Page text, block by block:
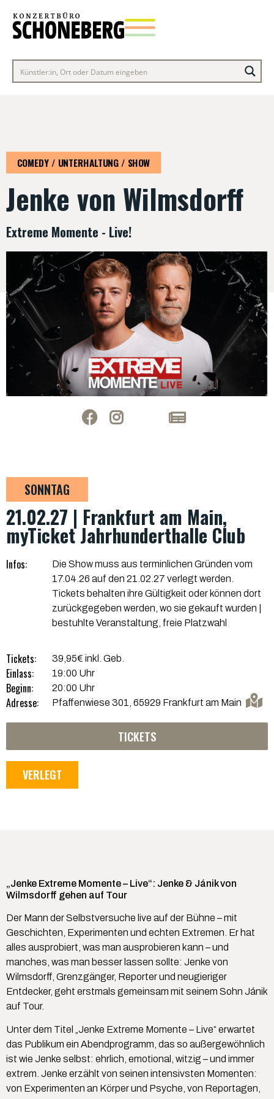
COMEDY / UNTERHALTUNG / SHOW
Jenke von Wilmsdorff
Extreme Momente - Live!
SONNTAG
21.02.27 | Frankfurt am Main,
myTicket Jahrhunderthalle Club
Infos:
Die Show muss aus terminlichen Gründen vom
17.04.26 auf den 21.02.27 verlegt werden.
Tickets behalten ihre Gültigkeit oder können dort
zurückgegeben werden, wo sie gekauft wurden |
bestuhlte Veranstaltung, freie Platzwahl
Tickets: 39,95€ inkl. Geb.
Einlass: 19:00 Uhr
Beginn: 20:00 Uhr
Adresse: Pfaffenwiese 301, 65929 Frankfurt am Main
TICKETS
VERLEGT
„Jenke Extreme Momente – Live“: Jenke & Jánik von
Wilmsdorff gehen auf Tour
Der Mann der Selbstversuche live auf der Bühne – mit
Geschichten, Experimenten und echten Extremen. Er hat
alles ausprobiert, was man ausprobieren kann – und
manches, was man besser lassen sollte: Jenke von
Wilmsdorff, Grenzgänger, Reporter und neugieriger
Entdecker, geht erstmals gemeinsam mit seinem Sohn Jánik
auf Tour.
Unter dem Titel „Jenke Extreme Momente – Live“ erwartet
das Publikum ein Abendprogramm, das so außergewöhnlich
ist wie Jenke selbst: ehrlich, emotional, witzig – und immer
extrem. Jenke erzählt von seinen intensivsten Momenten:
von Experimenten an Körper und Psyche, von Reportagen,